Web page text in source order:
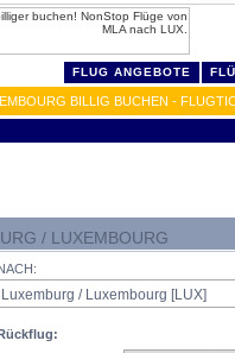
FLUG ANGEBOTE
BILLIG BUCHEN -
/ LUXEMBOURG